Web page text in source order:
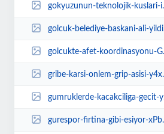
gokyuzunun-teknolojik-kuslari-iha-kayitlari-yuzde-125-artti-sHZXqGiB.webp
golcuk-belediye-baskani-ali-yildirim-sezer-yayinladigi-mesaji-ile-17-ekim-dun...
golcukte-afet-koordinasyonu-G13ndWY5.webp
gribe-karsi-onlem-grip-asisi-y4xyX5jj.webp
gumruklerde-kacakciliga-gecit-yok-3Piuewyd.webp
gurespor-firtina-gibi-esiyor-xPbqsV78.jpg